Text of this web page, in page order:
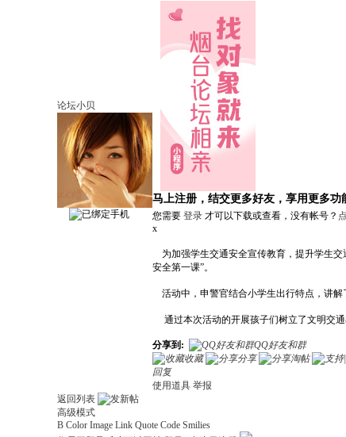
论坛小贝
马上注册，结交更多好友，享用更多功
您需要 登录 才可以下载或查看，没有帐号？
x
为加强学生交通安全宣传教育，提升学生交
安全第一课”。
活动中， 申警官结合小学生出行特点，讲解
通过本次活动的开展孩子们树立了文明交通
分享到:
QQ好友和群
收藏
分享 淘帖
回复
使用道具 举报
返回列表
高级模式
B Color Image Link Quote Code Smilies